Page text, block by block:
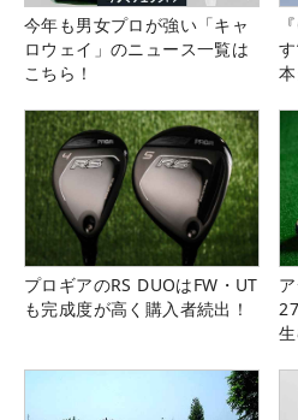
今年も男女プロが強い「キャ
ロウェイ」のニュース一覧は
こちら！
プロギアのRS DUOはFW・UT
も完成度が高く購入者続出！